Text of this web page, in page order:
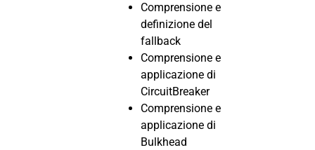
Comprensione e
definizione del
fallback
Comprensione e
applicazione di
CircuitBreaker
Comprensione e
applicazione di
Bulkhead